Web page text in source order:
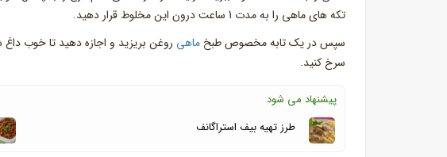
تکه های ماهی را به مدت 1 ساعت درون این مخلوط قرار دهید.
سپس در یک تابه مخصوص طبخ ماهی روغن بریزید و اجازه دهید تا خوب
سرخ کنید.
پیشنهاد می شود
طرز تهیه بیف استراگانف